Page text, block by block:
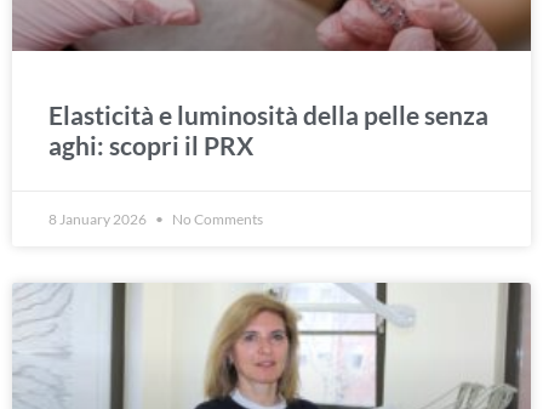
Elasticità e luminosità della pelle senza
aghi: scopri il PRX
8 January 2026 No Comments